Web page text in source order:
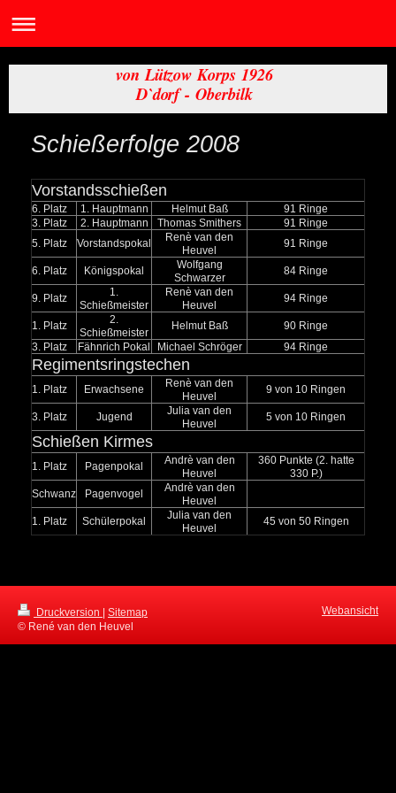
von Lützow Korps 1926
D`dorf - Oberbilk
Schießerfolge 2008
Vorstandsschießen
6. Platz 1. Hauptmann Helmut Baß
91 Ringe
3. Platz
2. Hauptmann Thomas Smithers
91 Ringe
5. Platz
Vorstandspokal
Renè van den
Heuvel
91 Ringe
6. Platz Königspokal
Wolfgang
Schwarzer
84 Ringe
9. Platz
1.
Schießmeister
Renè van den
Heuvel
94 Ringe
1. Platz
2.
Schießmeister
Helmut Baß
90 Ringe
3. Platz
Fähnrich Pokal Michael Schröger 94 Ringe
Regimentsringstechen
1. Platz Erwachsene
Renè van den
Heuvel
9 von 10 Ringen
3. Platz Jugend
Julia van den
Heuvel
5 von 10 Ringen
Schießen Kirmes
1. Platz Pagenpokal
Andrè van den
Heuvel
360 Punkte (2. hatte
330 P.)
Schwanz
Pagenvogel
Andrè van den
Heuvel
1. Platz
Schülerpokal
Julia van den
Heuvel
45 von 50 Ringen
Druckversion | Sitemap
© René van den Heuvel
Webansicht